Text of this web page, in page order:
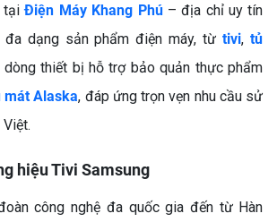
tạiĐiện Máy Khang Phú – địa chỉ uy tín
đa dạng sản phẩm điện máy, từtivi,tủ
thiết bị hỗ trợ bảo quản thực phẩm
mát Alaska, đáp ứng trọn vẹn nhu cầu sử
hiệu Tivi Samsung
công nghệ đa quốc gia đến từ Hàn